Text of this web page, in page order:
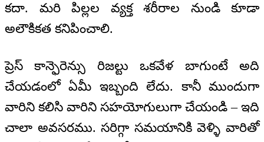
కదా. మరి పిల్లల వ్యక్త శరీరాల నుండి కూడా
అలౌకికత కనిపించాలి.
ప్రెస్ కాన్ఫెరెన్సు రిజల్టు ఒకవేళ బాగుంటే అది
చేయడంలో ఏమీ ఇబ్బంది లేదు. కానీ ముందుగా
వారిని కలిసి వారిని సహయోగులుగా చేయండి – ఇది
చాలా అవసరము. సరిగ్గా సమయానికి వెళ్ళి వారితో